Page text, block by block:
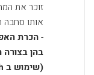
זוכר את
אותו סחבה
-הכרת
בהן בצורה
(שימוש ב